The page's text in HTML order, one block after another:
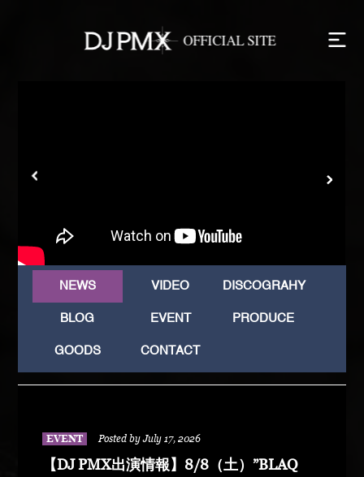
NEWS VIDEO DISCOGRAHY
BLOG EVENT PRODUCE
GOODS CONTACT
EVENT Posted by July 17, 2026
【DJ PMX出演情報】8/8（土）”BLAQ